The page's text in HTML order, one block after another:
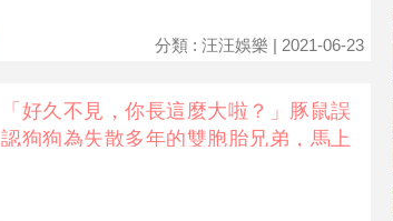
分類 : 汪汪娛樂 | 2021-06-23
「好久不見，你長這麼大啦？」豚鼠誤
認狗狗為失散多年的雙胞胎兄弟，馬上